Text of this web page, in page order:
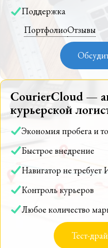
Поддержка
ПортфолиоОтзывы
CourierCloud —
курьерской
Экономия пробега и
Быстрое внедрение
Навигатор не требует
Контроль курьеров
Любое количество
Тест-